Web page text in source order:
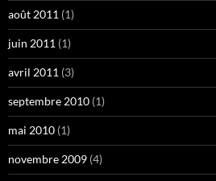
août 2011 (1)
juin 2011 (1)
avril 2011 (3)
septembre 2010 (1)
mai 2010 (1)
novembre 2009 (4)